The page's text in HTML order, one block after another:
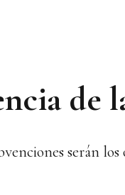
de
serán